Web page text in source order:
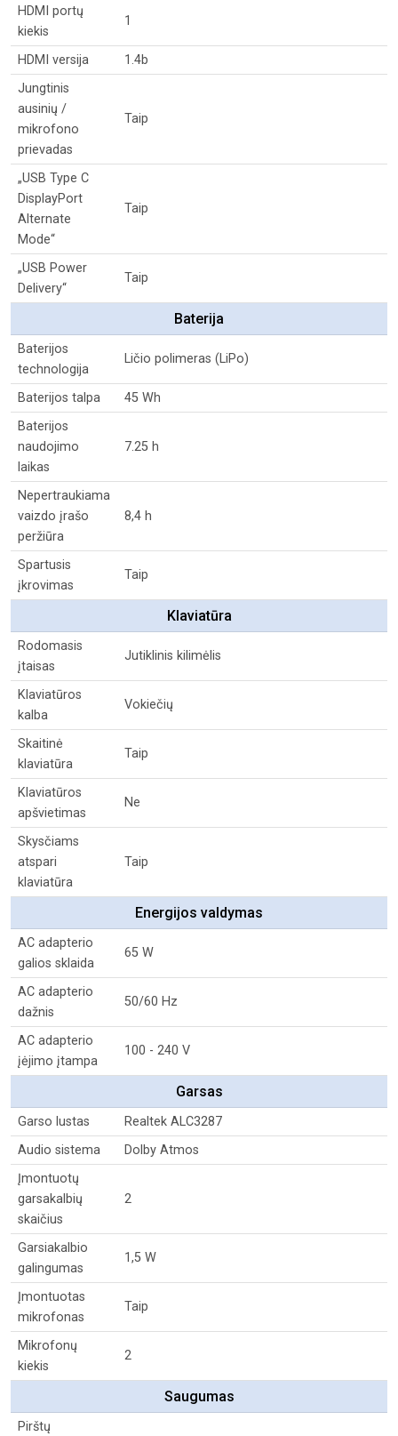
HDMI portų
kiekis
1
HDMI versija
1.4b
Jungtinis
ausinių /
mikrofono
prievadas
Taip
„USB Type C
DisplayPort
Alternate
Mode“
Taip
„USB Power
Delivery“
Taip
Baterija
Baterijos
technologija
Ličio polimeras (LiPo)
Baterijos talpa
45 Wh
Baterijos
naudojimo
laikas
7.25 h
Nepertraukiama
vaizdo įrašo
peržiūra
8,4 h
Spartusis
įkrovimas
Taip
Klaviatūra
Rodomasis
įtaisas
Jutiklinis kilimėlis
Klaviatūros
kalba
Vokiečių
Skaitinė
klaviatūra
Taip
Klaviatūros
apšvietimas
Ne
Skysčiams
atspari
klaviatūra
Taip
Energijos valdymas
AC adapterio
galios sklaida
65 W
AC adapterio
dažnis
50/60 Hz
AC adapterio
įėjimo įtampa
100 - 240 V
Garsas
Garso lustas
Realtek ALC3287
Audio sistema
Dolby Atmos
Įmontuotų
garsakalbių
skaičius
2
Garsiakalbio
galingumas
1,5 W
Įmontuotas
mikrofonas
Taip
Mikrofonų
kiekis
2
Saugumas
Pirštų